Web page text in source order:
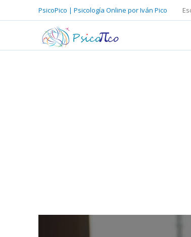
PsicoPico | Psicología Online por Iván Pico